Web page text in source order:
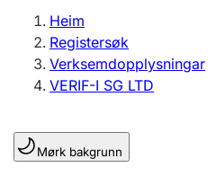
Enkeltpersonføretak
Registrere, endre, slette
Lag og foreining
Heim
Registersøk
Verksemdopplysningar
VERIF-I SG LTD
Mørk bakgrunn